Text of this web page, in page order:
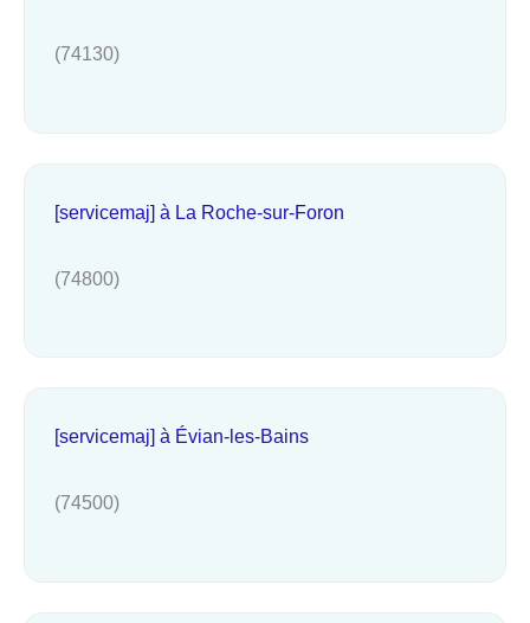
(74130)
[servicemaj] à La Roche-sur-Foron
(74800)
[servicemaj] à Évian-les-Bains
(74500)